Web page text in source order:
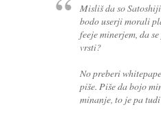
Misliš da so
bodo userji morali
feeje minerjem, da
vrsti?
No preberi
piše. Piše da bojo
minanje, to je pa tudi